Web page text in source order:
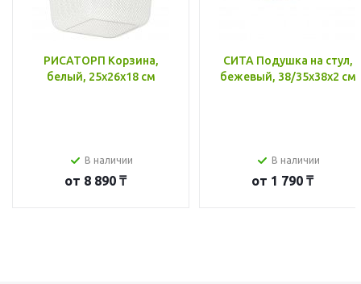
РИСАТОРП Корзина,
белый, 25x26x18 см
В наличии
от 8 890 ₸
СИТА Подушка на стул,
бежевый, 38/35x38x2 см
В наличии
от 1 790 ₸